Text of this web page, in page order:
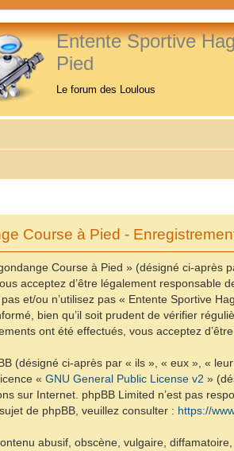
Entente Sportive
Pied
Le forum des Loulous
Course à Pied -
Course à Pied » (désigné ci-
acceptez d’être légalement responsable
et/ou n’utilisez pas « Entente Sportive
bien qu’il soit prudent de vérifier
ont été effectués, vous acceptez
(désigné ci-après par « ils », « eux », «
« GNU General Public License v2 »
sur Internet. phpBB Limited n’est pas
de phpBB, veuillez consulter : https://
abusif, obscène, vulgaire,